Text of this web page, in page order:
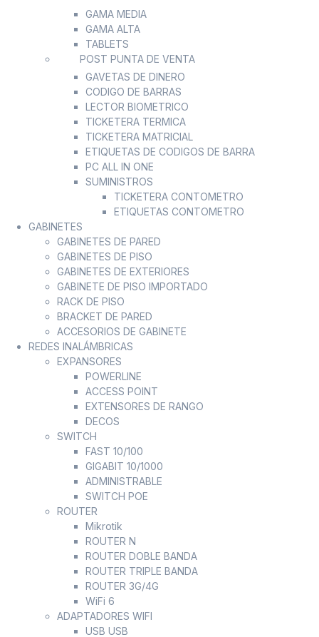
GAMA MEDIA
GAMA ALTA
TABLETS
POST PUNTA DE VENTA
GAVETAS DE DINERO
CODIGO DE BARRAS
LECTOR BIOMETRICO
TICKETERA TERMICA
TICKETERA MATRICIAL
ETIQUETAS DE CODIGOS DE BARRA
PC ALL IN ONE
SUMINISTROS
TICKETERA CONTOMETRO
ETIQUETAS CONTOMETRO
GABINETES
GABINETES DE PARED
GABINETES DE PISO
GABINETES DE EXTERIORES
GABINETE DE PISO IMPORTADO
RACK DE PISO
BRACKET DE PARED
ACCESORIOS DE GABINETE
REDES INALÁMBRICAS
EXPANSORES
POWERLINE
ACCESS POINT
EXTENSORES DE RANGO
DECOS
SWITCH
FAST 10/100
GIGABIT 10/1000
ADMINISTRABLE
SWITCH POE
ROUTER
Mikrotik
ROUTER N
ROUTER DOBLE BANDA
ROUTER TRIPLE BANDA
ROUTER 3G/4G
WiFi 6
ADAPTADORES WIFI
USB USB